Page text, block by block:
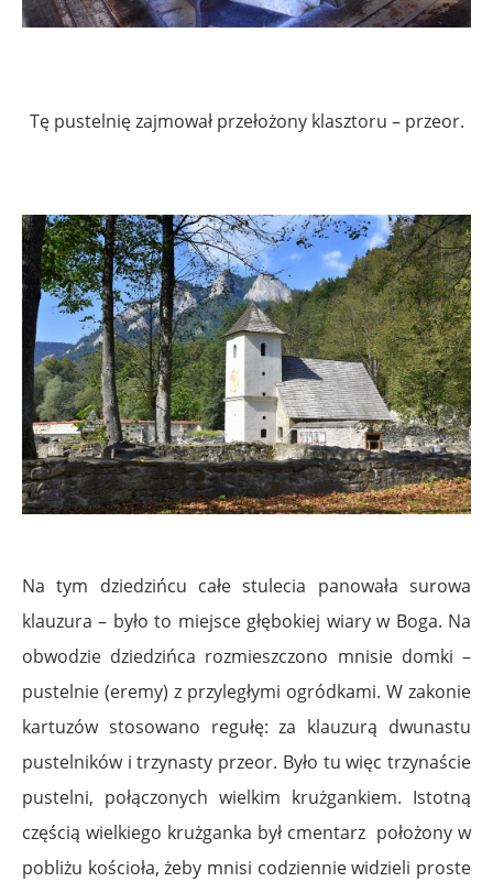
Tę pustelnię zajmował przełożony klasztoru – przeor.
Na tym dziedzińcu całe stulecia panowała surowa
klauzura – było to miejsce głębokiej wiary w Boga. Na
obwodzie dziedzińca rozmieszczono mnisie domki –
pustelnie (eremy) z przyległymi ogródkami. W zakonie
kartuzów stosowano regułę: za klauzurą dwunastu
pustelników i trzynasty przeor. Było tu więc trzynaście
pustelni, połączonych wielkim krużgankiem. Istotną
częścią wielkiego krużganka był cmentarz położony w
pobliżu kościoła, żeby mnisi codziennie widzieli proste